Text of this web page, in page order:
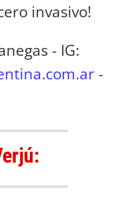
invasivo!
- IG:
-